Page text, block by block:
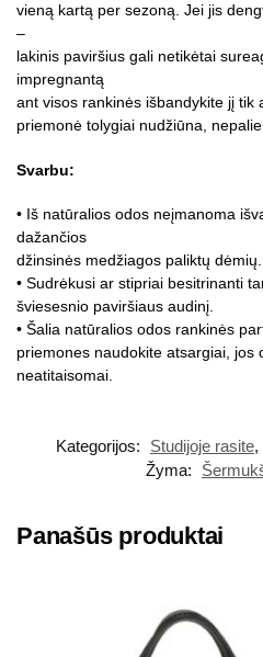
vieną kartą per sezoną. Jei jis
–
lakinis paviršius gali netikėtai
impregnantą
ant visos rankinės išbandykite jį tik
priemonė tolygiai nudžiūna,
Svarbu:
• Iš natūralios odos neįmanoma
dažančios
džinsinės medžiagos paliktų dėmių.
• Sudrėkusi ar stipriai besitrinanti
šviesesnio paviršiaus audinį.
• Šalia natūralios odos rankinės
priemones naudokite atsargiai, jos
neatitaisomai.
Kategorijos: Studijoje rasite,
Žyma:
Panašūs produktai